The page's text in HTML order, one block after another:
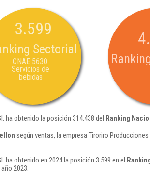
3.599
Sectorial
CNAE 5630:
Servicios de
bebidas
ha obtenido la posición 314.438 del Ranking
según ventas, la empresa Tiroriro
ha obtenido en 2024 la posición 3.599 en el
2023.